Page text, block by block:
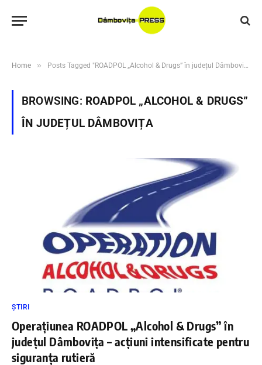
Home » Posts Tagged "ROADPOL „Alcohol & Drugs” în județul Dâmbovița"
BROWSING: ROADPOL „ALCOHOL & DRUGS”
ÎN JUDEȚUL DÂMBOVIȚA
ȘTIRI
Operațiunea ROADPOL „Alcohol & Drugs” în
județul Dâmbovița – acțiuni intensificate pentru
siguranța rutieră